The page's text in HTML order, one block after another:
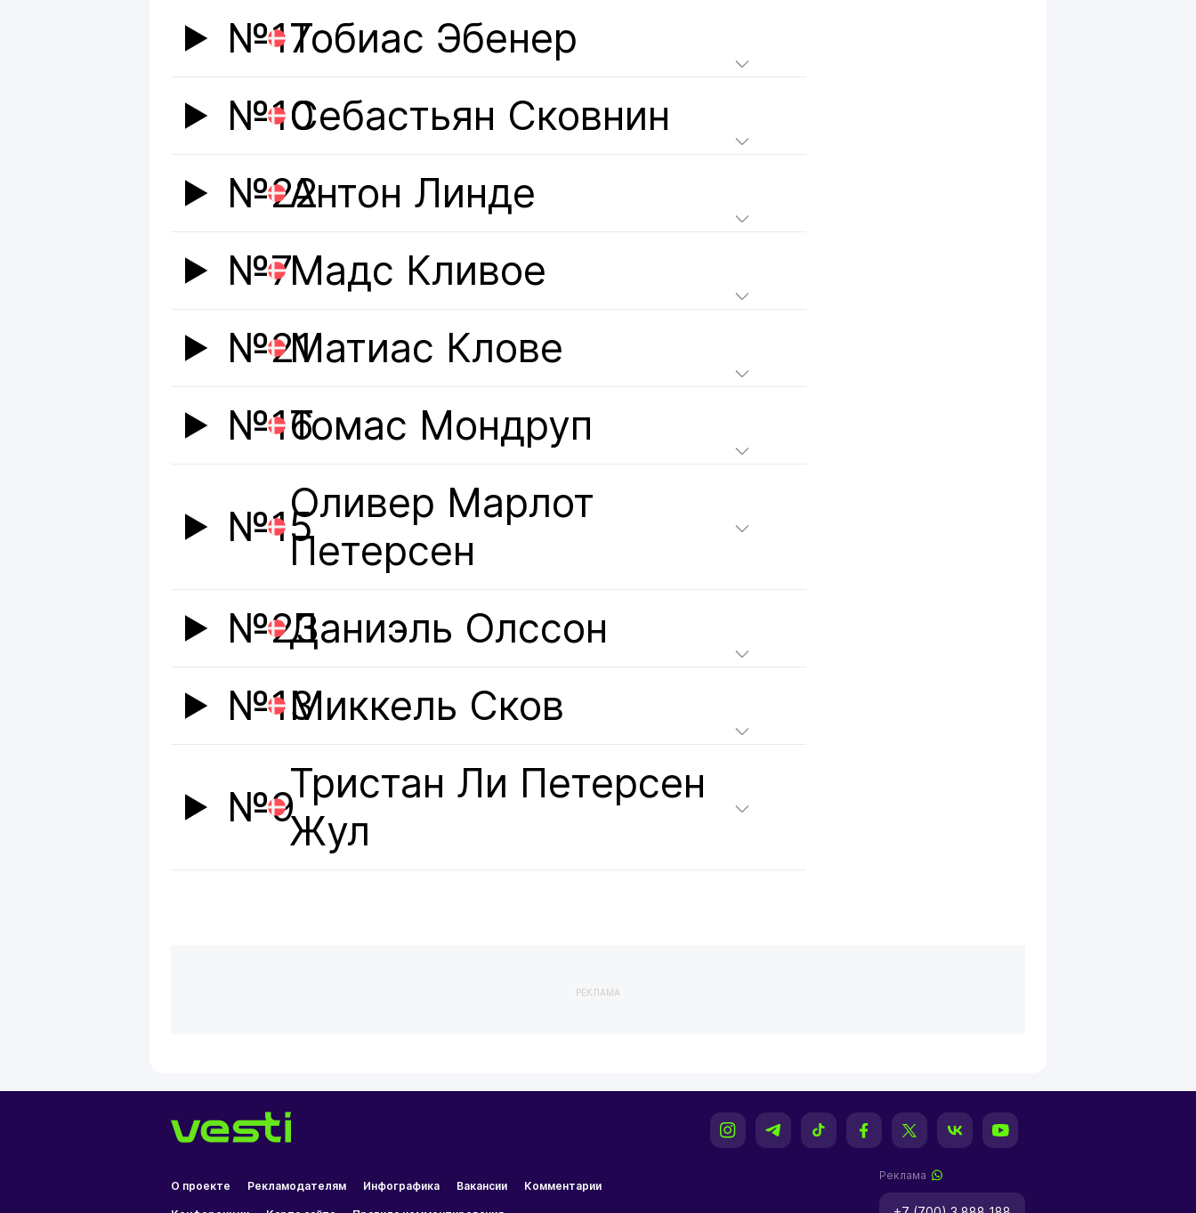
№17Тобиас Эбенер
№10Себастьян Сковнин
№22Антон Линде
№7Мадс Кливое
№21Матиас Клове
№16Томас Мондруп
№15Оливер Марлот
Петерсен
№23Даниэль Олссон
№13Миккель Сков
№9Тристан Ли Петерсен
Жул
РЕКЛАМА
О проекте Рекламодателям Инфографика Вакансии Комментарии
Реклама